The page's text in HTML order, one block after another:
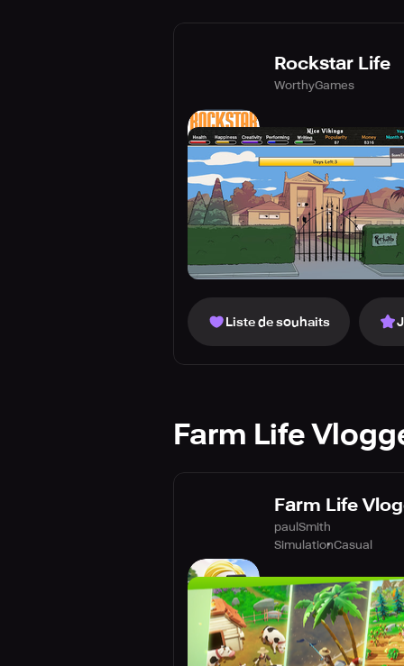
Rockstar Life
WorthyGames
Liste de souhaits
Farm Life
Farm Life
paulSmith
SimulationCasual